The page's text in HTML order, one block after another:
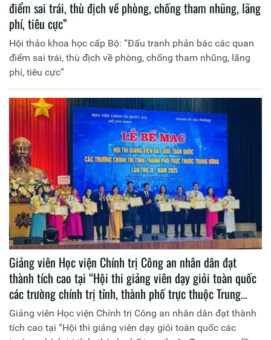
điểm sai trái, thù địch về phòng, chống tham nhũng, lãng
phí, tiêu cực”
Hội thảo khoa học cấp Bộ: “Đấu tranh phản bác các quan
điểm sai trái, thù địch về phòng, chống tham nhũng, lãng
phí, tiêu cực”
Giảng viên Học viện Chính trị Công an nhân dân đạt
thành tích cao tại “Hội thi giảng viên dạy giỏi toàn quốc
các trường chính trị tỉnh, thành phố trực thuộc Trung
ương lần thứ IX - năm 2025”
Giảng viên Học viện Chính trị Công an nhân dân đạt thành
tích cao tại “Hội thi giảng viên dạy giỏi toàn quốc các